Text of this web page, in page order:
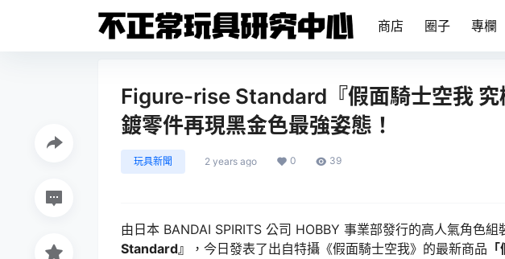
商店 圈子 專欄
Figure-rise Standard『假面騎士空我 究
鍍零件再現黑金色最強姿態！
玩具新聞 2 years ago 0 39
由日本 BANDAI SPIRITS 公司 HOBBY 事業部發行的高人氣角色組
Standard』
，今日發表了出自特攝《假面騎士空我》的最新商品